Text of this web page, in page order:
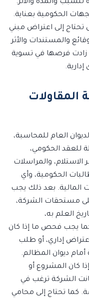
والمدة والأثر.
الحكومية بعناية.
تحتاج إلى اعتراض مبني
والمستندات والأثر
زادت فرصها في تسوية
العام للمحاسبة،
للعقد الحكومي،
والمراسلات
الحكومية، وأي
المالية. بعد ذلك يجب
على مستحقات الشركة،
العلم به،
يجب فحص ما إذا كان
إداري، أو طلب
أمام ديوان المظالم.
كان المشروع أو
كانت الشركة ترغب في
كما تحتاج إلى محامي